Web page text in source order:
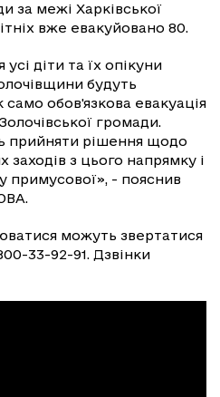
за межі Харківської
вже евакуйовано 80.
діти та їх опікуни
будуть
само обов'язкова евакуація
громади.
прийняти рішення щодо
заходів з цього напрямку і
примусової», - пояснив
можуть звертатися
33-92-91. Дзвінки